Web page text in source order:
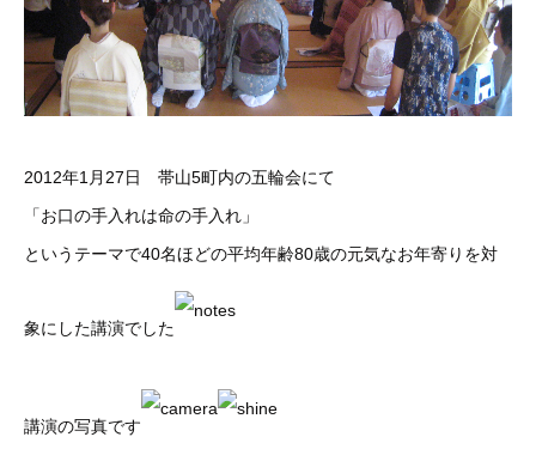
2012年1月27日 帯山5町内の五輪会にて
「お口の手入れは命の手入れ」
というテーマで40名ほどの平均年齢80歳の元気なお年寄りを対
象にした講演でした
講演の写真です